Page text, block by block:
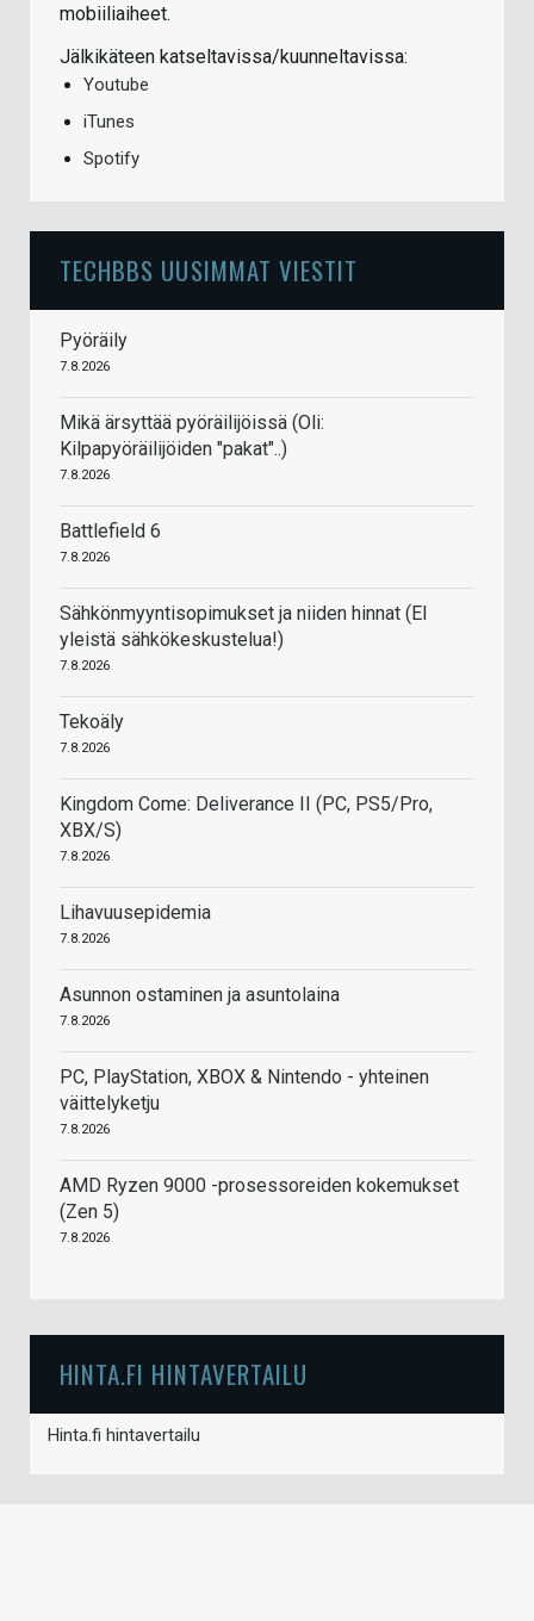
mobiiliaiheet.
Jälkikäteen katseltavissa/kuunneltavissa:
Youtube
iTunes
Spotify
TECHBBS UUSIMMAT VIESTIT
Pyöräily
7.8.2026
Mikä ärsyttää pyöräilijöissä (Oli:
Kilpapyöräilijöiden "pakat"..)
7.8.2026
Battlefield 6
7.8.2026
Sähkönmyyntisopimukset ja niiden hinnat (EI
yleistä sähkökeskustelua!)
7.8.2026
Tekoäly
7.8.2026
Kingdom Come: Deliverance II (PC, PS5/Pro,
XBX/S)
7.8.2026
Lihavuusepidemia
7.8.2026
Asunnon ostaminen ja asuntolaina
7.8.2026
PC, PlayStation, XBOX & Nintendo - yhteinen
väittelyketju
7.8.2026
AMD Ryzen 9000 -prosessoreiden kokemukset
(Zen 5)
7.8.2026
HINTA.FI HINTAVERTAILU
Hinta.fi hintavertailu